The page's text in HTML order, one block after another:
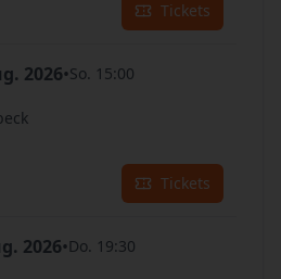
Tickets
2026•So. 15:00
Tickets
2026•Do. 19:30